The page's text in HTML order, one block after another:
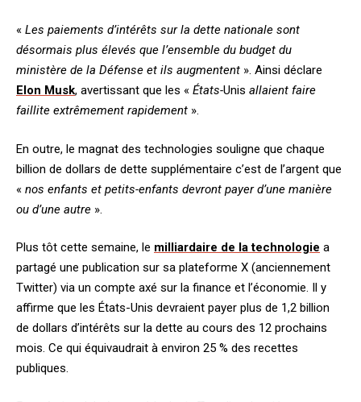
« Les paiements d’intérêts sur la dette nationale sont
désormais plus élevés que l’ensemble du budget du
ministère de la Défense et ils augmentent ». Ainsi déclare
Elon Musk, avertissant que les « États-Unis allaient faire
faillite extrêmement rapidement ».
En outre, le magnat des technologies souligne que chaque
billion de dollars de dette supplémentaire c’est de l’argent que
« nos enfants et petits-enfants devront payer d’une manière
ou d’une autre ».
Plus tôt cette semaine, le milliardaire de la technologie a
partagé une publication sur sa plateforme X (anciennement
Twitter) via un compte axé sur la finance et l’économie. Il y
affirme que les États-Unis devraient payer plus de 1,2 billion
de dollars d’intérêts sur la dette au cours des 12 prochains
mois. Ce qui équivaudrait à environ 25 % des recettes
publiques.